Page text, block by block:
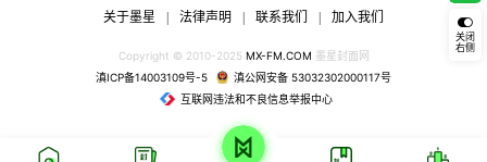
关于墨星 | 法律声明 | 联系我们 | 加入我们
Copyright © 2010-2025 MX-FM.COM 墨星封面网
滇ICP备14003109号-5
滇公网安备 53032302000117号
互联网违法和不良信息举报中心
关闭
右侧